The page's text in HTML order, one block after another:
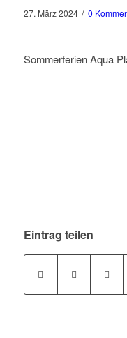
27. März 2024 / 0
Sommerferien Aqua
Eintrag teilen